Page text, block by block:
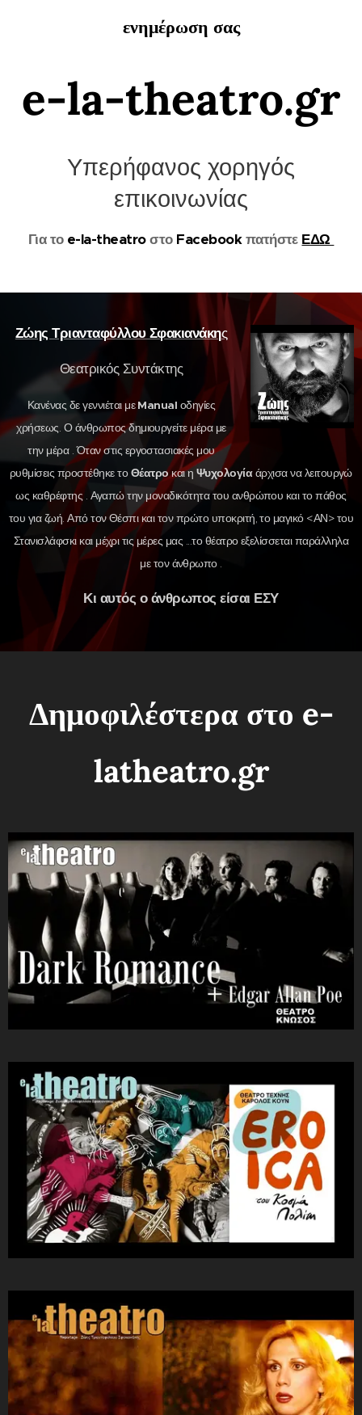
ενημέρωση σας
e-la-theatro.gr
Υπερήφανος χορηγός
επικοινωνίας
Για το e-la-theatroστο Facebookπατήστε ΕΔΩ
Ζώης Τριανταφύλλου Σφακιανάκης
Θεατρικός Συντάκτης
Κανένας δε γεννιέται μεManual οδηγίες
χρήσεως. Ο άνθρωπος δημιουργείτε μέρα με
την μέρα . Όταν στις εργοστασιακές μου
ρυθμίσεις προστέθηκε τοΘέατροκαι η Ψυχολογίαάρχισα να λειτουργώ
ως καθρέφτης . Αγαπώ την μοναδικότητα του ανθρώπου και το πάθος
του για ζωή. Από τον Θέσπι και τον πρώτο υποκριτή, το μαγικό <ΑΝ> του
Στανισλάφσκι και μέχρι τις μέρες μας ...το θέατρο εξελίσσεται παράλληλα
με τον άνθρωπο .
Κι αυτός ο άνθρωπος είσαι ΕΣΥ
Δημοφιλέστερα στο e-
latheatro.gr